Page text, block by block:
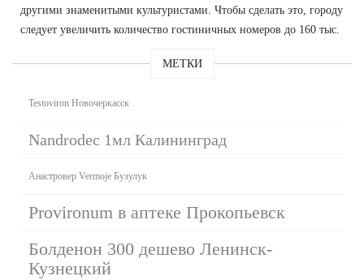
другими знаменитыми культуристами. Чтобы сделать это, городу
следует увеличить количество гостиничных номеров до 160 тыс.
МЕТКИ
Testoviron Новочеркасск
Nandrodec 1мл Калининград
Анастровер Vermoje Бузулук
Provironum в аптеке Прокопьевск
Болденон 300 дешево Ленинск-
Кузнецкий